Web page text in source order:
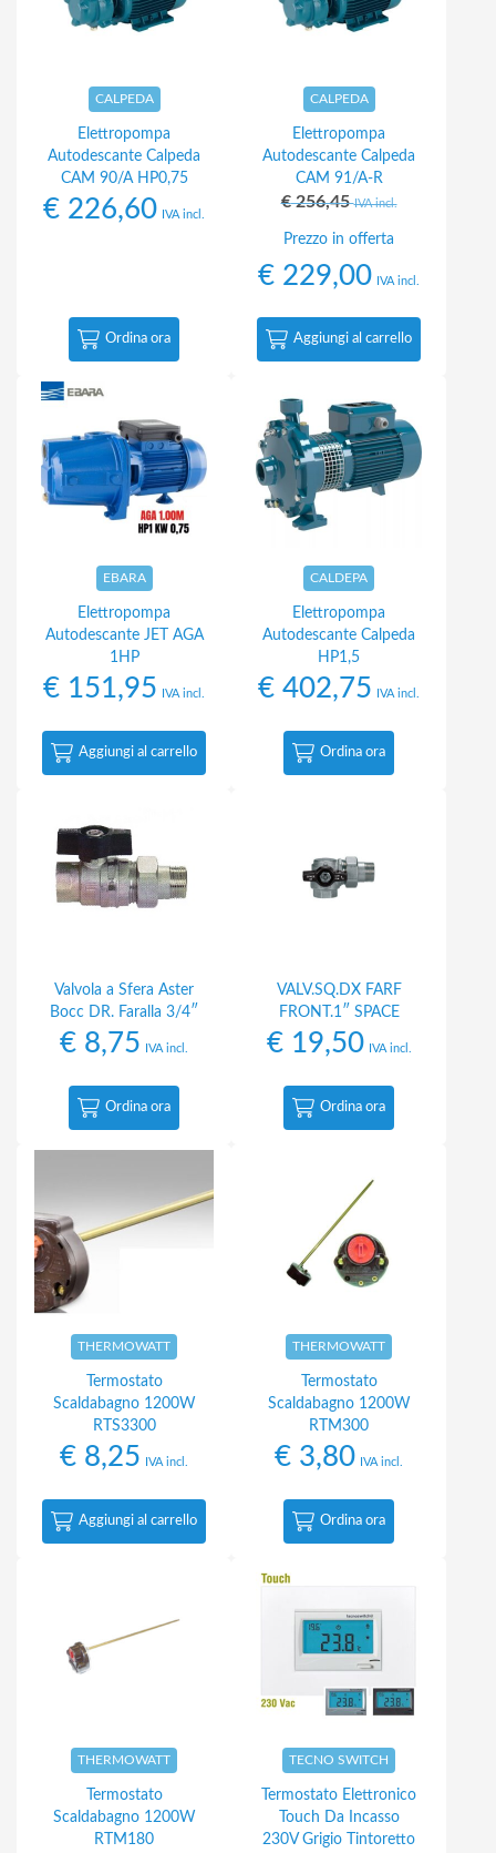
CALPEDA
Elettropompa
Autodescante Calpeda
CAM 90/A HP0,75
€ 226,60 IVA incl.
Ordina ora
CALPEDA
Elettropompa
Autodescante Calpeda
CAM 91/A-R
€256,45 IVA incl.
Prezzo in offerta
€ 229,00 IVA incl.
Aggiungi al carrello
EBARA
Elettropompa
Autodescante JET AGA
1HP
€ 151,95 IVA incl.
Aggiungi al carrello
CALDEPA
Elettropompa
Autodescante Calpeda
HP1,5
€ 402,75 IVA incl.
Ordina ora
Valvola a Sfera Aster
Bocc DR. Faralla 3/4″
€ 8,75 IVA incl.
Ordina ora
VALV.SQ.DX FARF
FRONT.1″ SPACE
€19,50 IVA incl.
Ordina ora
THERMOWATT
Termostato
Scaldabagno 1200W
RTS3300
€ 8,25 IVA incl.
Aggiungi al carrello
THERMOWATT
Termostato
Scaldabagno 1200W
RTM300
€ 3,80 IVA incl.
Ordina ora
THERMOWATT
Termostato
Scaldabagno 1200W
RTM180
TECNO SWITCH
Termostato Elettronico
Touch Da Incasso
230V Grigio Tintoretto